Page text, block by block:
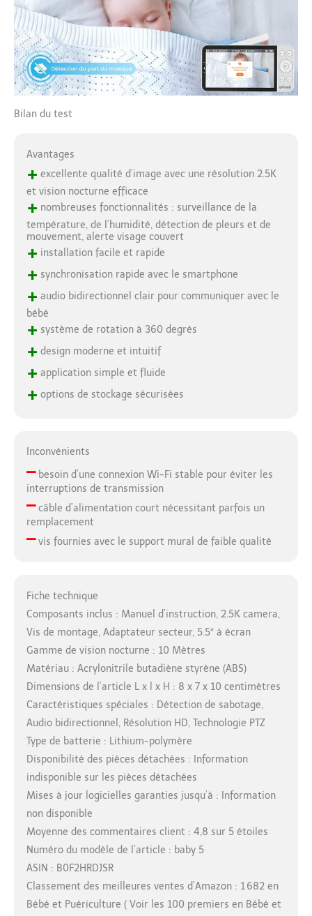
Bilan du test
Avantages
+ excellente qualité d’image avec une résolution 2.5K
et vision nocturne efficace
+ nombreuses fonctionnalités : surveillance de la
température, de l’humidité, détection de pleurs et de
mouvement, alerte visage couvert
+ installation facile et rapide
+ synchronisation rapide avec le smartphone
+ audio bidirectionnel clair pour communiquer avec le
bébé
+ système de rotation à 360 degrés
+ design moderne et intuitif
+ application simple et fluide
+ options de stockage sécurisées
Inconvénients
–besoin d’une connexion Wi-Fi stable pour éviter les
interruptions de transmission
–câble d’alimentation court nécessitant parfois un
remplacement
–vis fournies avec le support mural de faible qualité
Fiche technique
Composants inclus : Manuel d’instruction, 2.5K camera,
Vis de montage, Adaptateur secteur, 5.5″ à écran
Gamme de vision nocturne : 10 Mètres
Matériau : Acrylonitrile butadiène styrène (ABS)
Dimensions de l’article L x l x H : 8 x 7 x 10 centimètres
Caractéristiques spéciales : Détection de sabotage,
Audio bidirectionnel, Résolution HD, Technologie PTZ
Type de batterie : Lithium-polymère
Disponibilité des pièces détachées : Information
indisponible sur les pièces détachées
Mises à jour logicielles garanties jusqu’à : Information
non disponible
Moyenne des commentaires client : 4,8 sur 5 étoiles
Numéro du modèle de l’article : baby 5
ASIN : B0F2HRDJSR
Classement des meilleures ventes d’Amazon : 1 682 en
Bébé et Puériculture ( Voir les 100 premiers en Bébé et